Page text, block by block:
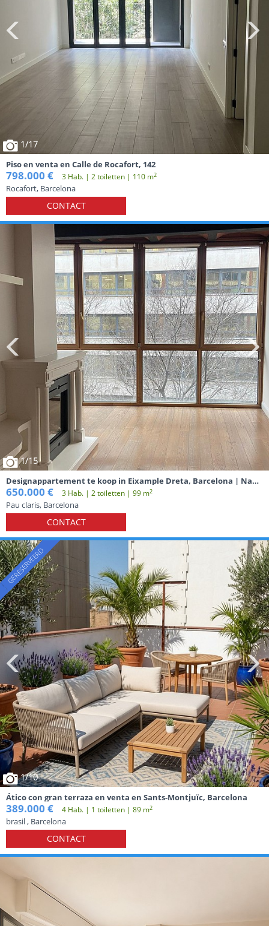
1/17
Piso en venta en Calle de Rocafort, 142
798.000 € 3 Hab. | 2 toiletten | 110 m2
Rocafort, Barcelona
CONTACT
1/15
Designappartement te koop in Eixample Dreta, Barcelona | Nabij
Plaça Catalunya, Passeig de Gràcia en El Born
650.000 € 3 Hab. | 2 toiletten | 99 m2
Pau claris, Barcelona
CONTACT
1/10
Ático con gran terraza en venta en Sants-Montjuïc, Barcelona
389.000 € 4 Hab. | 1 toiletten | 89 m2
brasil , Barcelona
CONTACT